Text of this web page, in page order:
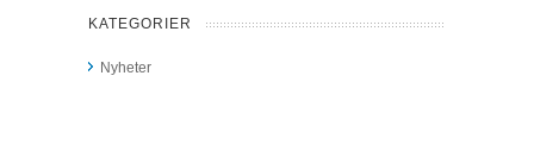
KATEGORIER
Nyheter